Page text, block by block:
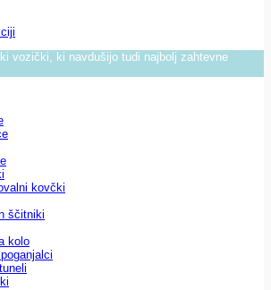
vozički, ki navdušijo tudi najbolj zahtevne
kovčki
ščitniki
kolo